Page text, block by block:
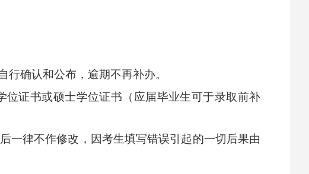
确认和公布，逾期不再补办。
证书或硕士学位证书（应届毕业生可于录取前补
一律不作修改，因考生填写错误引起的一切后果由